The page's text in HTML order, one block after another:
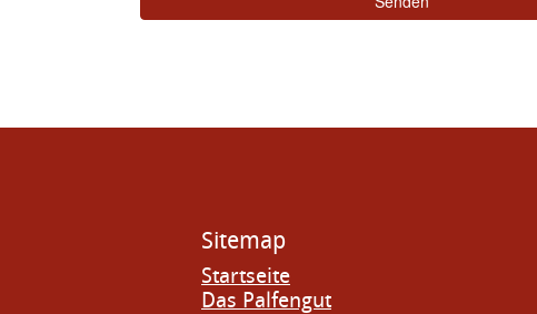
Sitemap
Startseite
Das Palfengut